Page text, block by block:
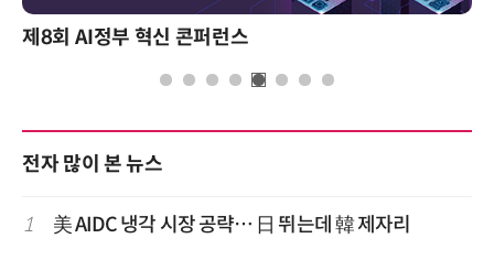
제8회 AI정부 혁신 콘퍼런스
전자 많이 본 뉴스
1 美 AIDC 냉각 시장 공략… 日 뛰는데 韓 제자리